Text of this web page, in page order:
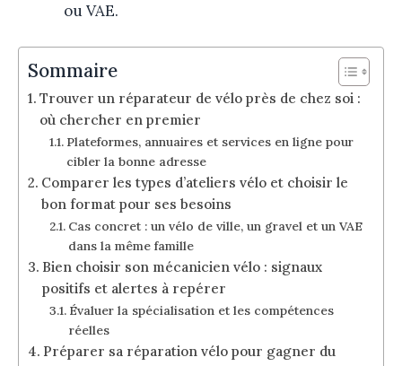
ou VAE.
Sommaire
Trouver un réparateur de vélo près de chez soi :
où chercher en premier
Plateformes, annuaires et services en ligne pour
cibler la bonne adresse
Comparer les types d’ateliers vélo et choisir le
bon format pour ses besoins
Cas concret : un vélo de ville, un gravel et un VAE
dans la même famille
Bien choisir son mécanicien vélo : signaux
positifs et alertes à repérer
Évaluer la spécialisation et les compétences
réelles
Préparer sa réparation vélo pour gagner du